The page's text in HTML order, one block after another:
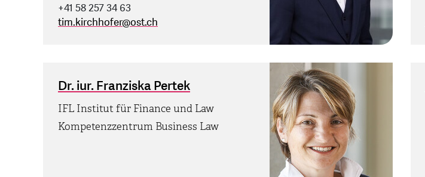
+41 58 257 34 63
tim.kirchhofer@ost.ch
Dr. iur. Franziska Pertek
IFL Institut für Finance und Law
Kompetenzzentrum Business Law